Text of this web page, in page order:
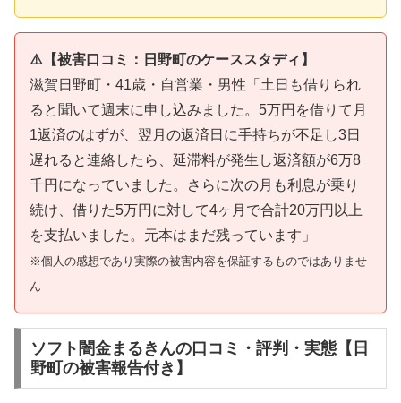
⚠️【被害口コミ：日野町のケーススタディ】
滋賀日野町・41歳・自営業・男性「土日も借りられ
ると聞いて週末に申し込みました。5万円を借りて月
1返済のはずが、翌月の返済日に手持ちが不足し3日
遅れると連絡したら、延滞料が発生し返済額が6万8
千円になっていました。さらに次の月も利息が乗り
続け、借りた5万円に対して4ヶ月で合計20万円以上
を支払いました。元本はまだ残っています」
※個人の感想であり実際の被害内容を保証するものではありませ
ん
ソフト闇金まるきんの口コミ・評判・実態【日
野町の被害報告付き】